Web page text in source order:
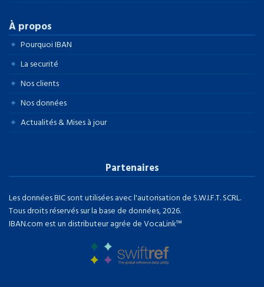
À propos
Pourquoi IBAN
La securité
Nos clients
Nos données
Actualités & Mises à jour
Partenaires
Les données BIC sont utilisées avec l'autorisation de S.W.I.F.T. SCRL.
Tous droits réservés sur la base de données, 2026.
IBAN.com est un distributeur agrée de VocaLink™